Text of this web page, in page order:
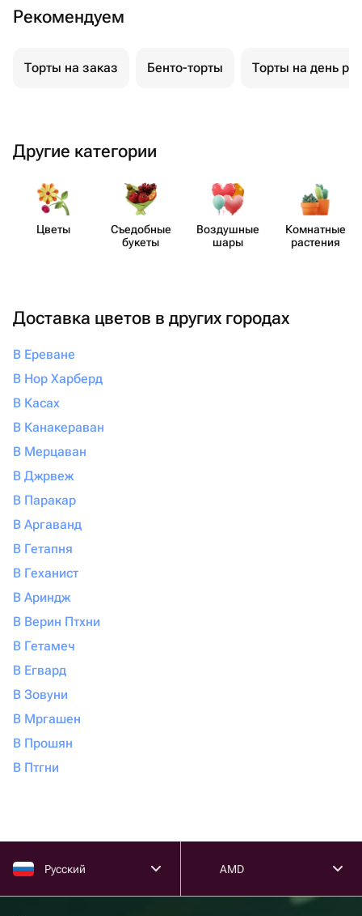
Рекомендуем
Торты на заказ Бенто-торты Торты на день
Другие категории
Цветы
Съедобные
букеты
Воздушные
шары
Комнатные
растения
Доставка цветов в других городах
В Ереване
В Нор Харберд
В Касах
В Канакераван
В Мерцаван
В Джрвеж
В Паракар
В Аргаванд
В Гетапня
В Геханист
В Ариндж
В Верин Птхни
В Гетамеч
В Егвард
В Зовуни
В Мргашен
В Прошян
В Птгни
Русский AMD